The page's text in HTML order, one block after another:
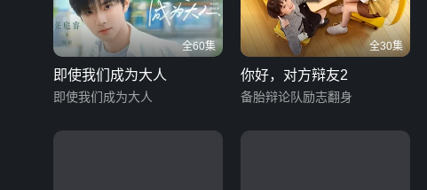
全60集
即使我们成为大人
即使我们成为大人
全30集
你好，对方辩友2
备胎辩论队励志翻身